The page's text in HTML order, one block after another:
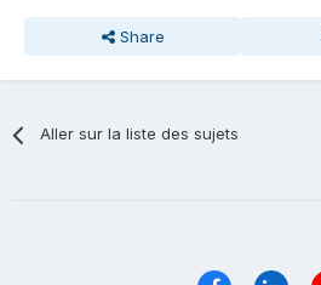
Share
Aller sur la liste des sujets